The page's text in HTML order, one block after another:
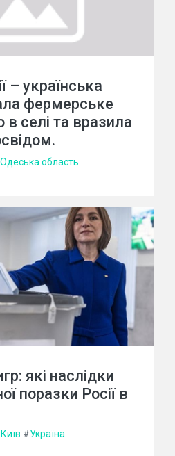
– українська
фермерське
в селі та вразила
Одеська область
які наслідки
поразки Росії в
Київ #Україна